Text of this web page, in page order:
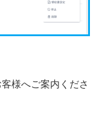
様へご案内くださ